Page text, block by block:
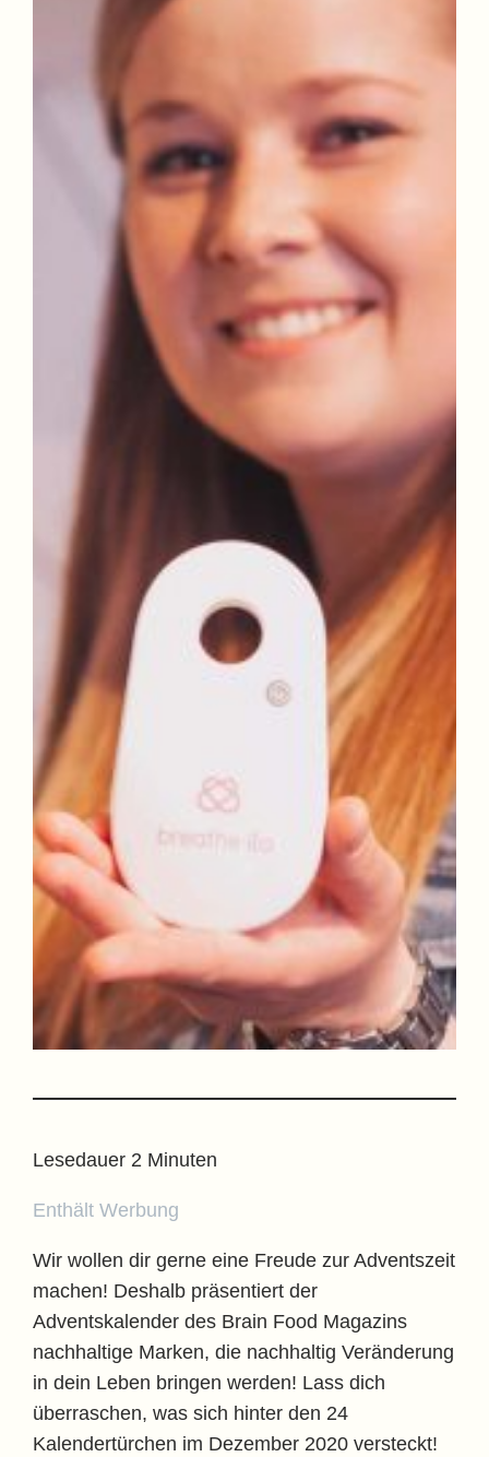
Lesedauer 2 Minuten
Enthält Werbung
Wir wollen dir gerne eine Freude zur Adventszeit
machen! Deshalb präsentiert der
Adventskalender des Brain Food Magazins
nachhaltige Marken, die nachhaltig Veränderung
in dein Leben bringen werden! Lass dich
überraschen, was sich hinter den 24
Kalendertürchen im Dezember 2020 versteckt!